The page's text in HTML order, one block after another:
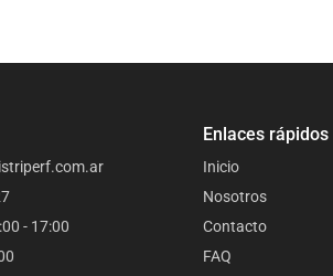
- 17:00
Enlaces rápidos
Inicio
Nosotros
Contacto
FAQ